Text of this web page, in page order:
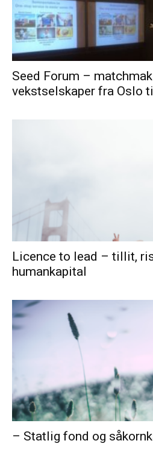
Seed Forum –
vekstselskaper fra Oslo
Licence to lead – tillit,
humankapital
– Statlig fond og